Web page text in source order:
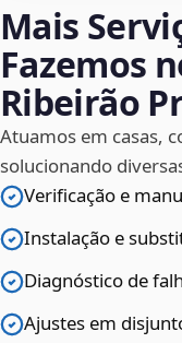
Mais
Fazemos
Ribeirão
Atuamos em casas,
solucionando
Verificação e
Instalação e
Diagnóstico de
Ajustes em